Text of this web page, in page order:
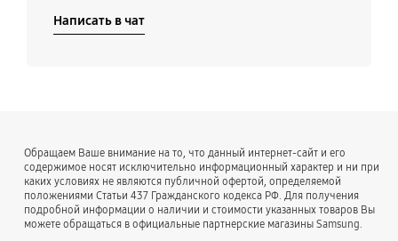
Написать в чат
Обращаем Ваше внимание на то, что данный интернет-сайт и его
содержимое носят исключительно информационный характер и ни при
каких условиях не являются публичной офертой, определяемой
положениями Статьи 437 Гражданского кодекса РФ. Для получения
подробной информации о наличии и стоимости указанных товаров Вы
можете обращаться в официальные партнерские магазины Samsung.